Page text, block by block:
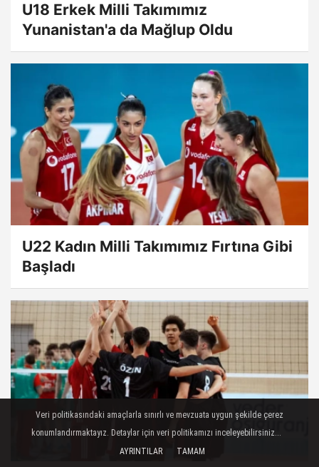
U18 Erkek Milli Takımımız
Yunanistan'a da Mağlup Oldu
U22 Kadın Milli Takımımız Fırtına Gibi
Başladı
Veri politikasındaki amaçlarla sınırlı ve mevzuata uygun şekilde çerez
konumlandırmaktayız. Detaylar için veri politikamızı inceleyebilirsiniz...
AYRINTILAR
TAMAM